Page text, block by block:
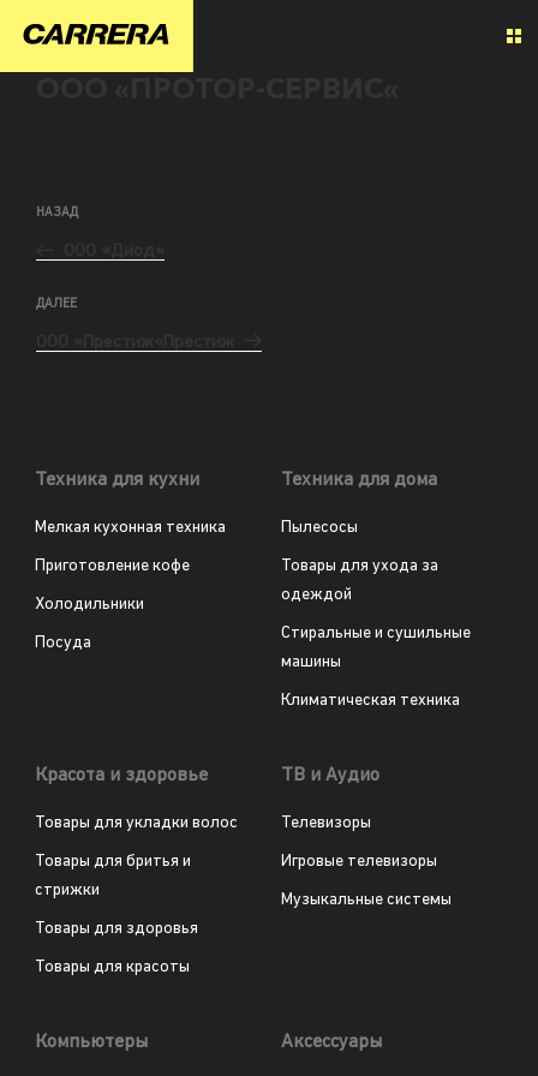
НАЗАД
ДАЛЕЕ
Техника для кухни
Мелкая кухонная техника
Приготовление кофе
Холодильники
Посуда
Техника для дома
Пылесосы
Товары для ухода за
одеждой
Стиральные и сушильные
машины
Климатическая техника
Красота и здоровье
Товары для укладки волос
Товары для бритья и
стрижки
Товары для здоровья
Товары для красоты
ТВ и Аудио
Телевизоры
Игровые телевизоры
Музыкальные системы
Компьютеры Аксессуары